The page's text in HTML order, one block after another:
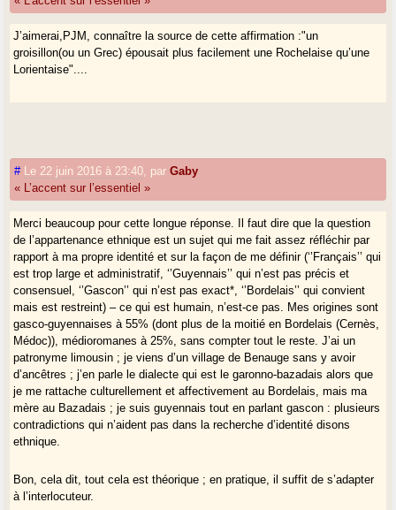
atones pour établir la "structuration supra-dialectale de l’occitan" ?
avec l’"oïlitan" et le gascon avec le castillan (h-, b-). Il faudrait dessiner
la carte.
Mais ce qui empêche le regroupement médio-roman, qu’on pourrait
P. Bonneau a tenté de promouvoir cette notion de Médioromanie.
Linguistiquement elle dépend des critères choisis. Le Pr Chambon
civilisation, il est clair que la zone médioromane n’est pas conforme
au modèle méditerranéen. Il est regrettable qu’on n’ait pas promu l’idée
deHautes Terres d’Oc,ou de Haute Occitanie pour faciliter la
renaissance de ces pays. Il faudrait savoir ce qu’en pensent les
occitanistes limousins et auvergnats. En sortant de la langue, car la
langue n’est pas toute l’ethnie.
Il y a des clivages générationnels et des clivages avec la famille restée
"au pays". Les moeurs sont perçues comme différentes. Le couple
portugais installé à Lille, ses enfants ont été à cheval sur deux cultures,
ses petits-enfants sont des Français "d’origine portugaise" ; comme les
Kowalski descendants de mineurs polonais sont des Français avec
quelques traits résiduels. Mais si la curiosité les pique d’enquêter sur
leur patronyme, cela pourrait avoir des effets inattendus. Et s’ils
défendront-ils la cause de leur région d’implantation. La balance
penchera du côté du plus attirant, du plus
J’aimerai,PJM, connaître la source de cette affirmation :"un
groisillon(ou un Grec) épousait plus facilement une Rochelaise qu’une
Lorientaise"....
# Le 22 juin 2016 à 23:40 parGaby
« L’accent sur l’essentiel »
Merci beaucoup pour cette longue réponse. Il faut dire que la question
de l’appartenance ethnique est un sujet qui me fait assez réfléchir par
rapport à ma propre identité et sur la façon de me définir (‘’Français’’ qui
est trop large et administratif, ‘’Guyennais’’ qui n’est pas précis et
consensuel, ‘’Gascon’’ qui n’est pas exact*, ‘’Bordelais’’ qui convient
mais est restreint) – ce qui est humain, n’est-ce pas. Mes origines sont
gasco-guyennaises à 55% (dont plus de la moitié en Bordelais (Cernès,
Médoc)), médioromanes à 25%, sans compter tout le reste. J’ai un
patronyme limousin ; je viens d’un village de Benauge sans y avoir
d’ancêtres ; j’en parle le dialecte qui est le garonno-bazadais alors que
je me rattache culturellement et affectivement au Bordelais, mais ma
mère au Bazadais ; je suis guyennais tout en parlant gascon : plusieurs
contradictions qui n’aident pas dans la recherche d’identité disons
ethnique.
Bon, cela dit, tout cela est théorique ; en pratique, il suffit de s’adapter
à l’interlocuteur.